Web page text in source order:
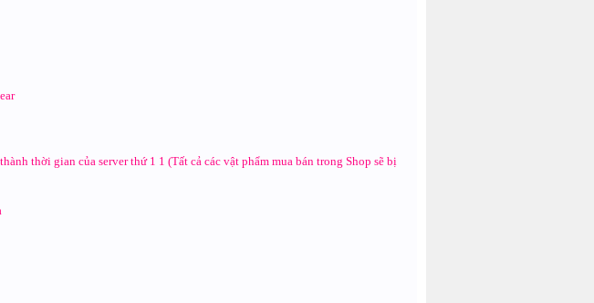
thời gian của server thứ 1 1 (Tất cả các vật phẩm mua bán trong Shop sẽ bị